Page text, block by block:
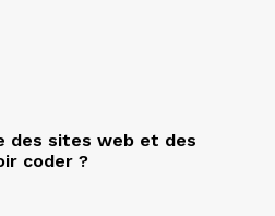
des sites web et des
coder ?